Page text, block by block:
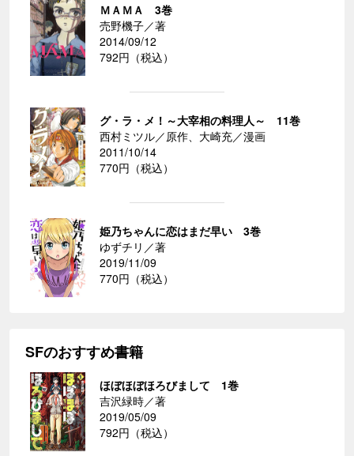
ＭＡＭＡ 3巻
売野機子／著
2014/09/12
792円（税込）
グ・ラ・メ！～大宰相の料理人～ 11巻
西村ミツル／原作、大崎充／漫画
2011/10/14
770円（税込）
姫乃ちゃんに恋はまだ早い 3巻
ゆずチリ／著
2019/11/09
770円（税込）
SFのおすすめ書籍
ほぼほぼほろびまして 1巻
吉沢緑時／著
2019/05/09
792円（税込）